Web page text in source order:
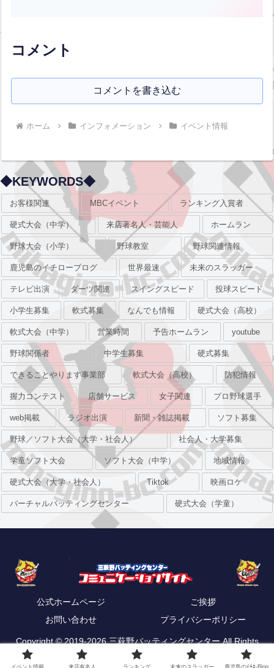
コメント
コメントを書き込む
ホーム インフォメーション イベント情報
◆KEYWORDS◆
お客様関連 MBCイベント ランキング入賞者
硬式大会（中学） 来店著名人・芸能人 ホームラン
野球大会（小学） 野球教室 野球関連情報
鹿児島のイチローブログ 世界最速 未来のスラッガー
テレビ出演 ダーツ関連 スイングスピード 投球スピード
小学生募集 軟式募集 なんでも情報 硬式大会（高校）
軟式大会（中学） 営業時間 予告ホームラン youtube
野球関係者 中学生募集 硬式募集
できることやります事業部 軟式大会（高校） 防犯情報
握力コンテスト 店舗サービス 女子関連 プロ野球選手
web掲載 ラジオ出演 新聞・雑誌掲載 ソフト募集
野球／ソフト大会（大学・社会人） 社会人・大学募集
学童ソフト大会 ソフト大会（中学） 地域情報
硬式大会（大学・社会人） Tiktok 映画ロケ
バーチャルバッティングセンター 硬式大会（学童）
公式ホームページ
ご挨拶
お問い合わせ
プライバシーポリシー
Copyright © 2019-2026 三萩野バッティングセンター All Rights
Reserved.
イベント情報 来店有名人 ランキング 未来のスラッガー 鹿児島のｲﾁﾛ-Blog